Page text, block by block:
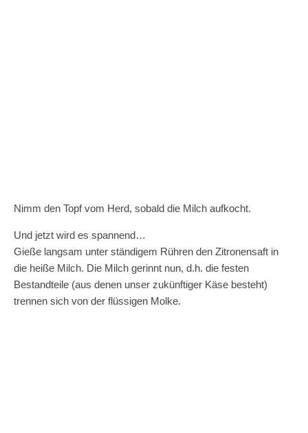
Nimm den Topf vom Herd, sobald die Milch aufkocht.
Und jetzt wird es spannend…
Gieße langsam unter ständigem Rühren den Zitronensaft in
die heiße Milch. Die Milch gerinnt nun, d.h. die festen
Bestandteile (aus denen unser zukünftiger Käse besteht)
trennen sich von der flüssigen Molke.